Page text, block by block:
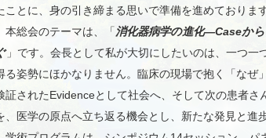
ことに、身の引き締まる思いで準備を進めております
本総会のテーマは、「 消化器病学の進化―Caseか
」です。会長として私が大切にしたいのは、一つ一
る姿勢にほかなりません。臨床の現場で抱く「なぜ
証されたEvidenceとして社会へ、そして次の患者
、医学の原点へ立ち返る機会とし、新たな発見と進